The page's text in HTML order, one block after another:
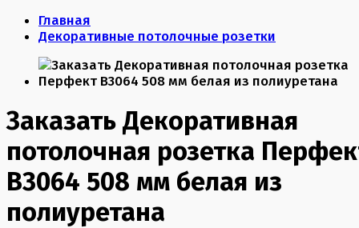
Главная
Декоративные потолочные розетки
Заказать Декоративная
потолочная розетка
B3064 508 мм белая из
полиуретана